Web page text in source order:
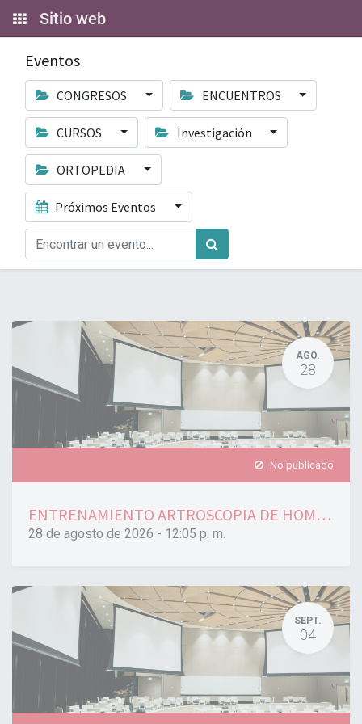
Sitio web
Eventos
CONGRESOS ENCUENTROS
CURSOS Investigación
ORTOPEDIA
Próximos Eventos
AGO.
28
No publicado
ENTRENAMIENTO ARTROSCOPIA DE HOMBRO INTERMEDIO 08/2026
28 de agosto de 2026 - 12:05 p. m.
SEPT.
04